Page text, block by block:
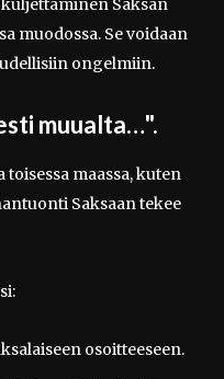
Saksan
muodossa. Se voidaan
ongelmiin.
muualta…".
toisessa maassa, kuten
Saksaan tekee
osoitteeseen.